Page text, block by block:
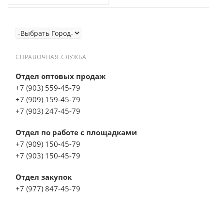
СПРАВОЧНАЯ СЛУЖБА
Отдел оптовых продаж
+7 (903) 559-45-79
+7 (909) 159-45-79
+7 (903) 247-45-79
Отдел по работе с площадками
+7 (909) 150-45-79
+7 (903) 150-45-79
Отдел закупок
+7 (977) 847-45-79